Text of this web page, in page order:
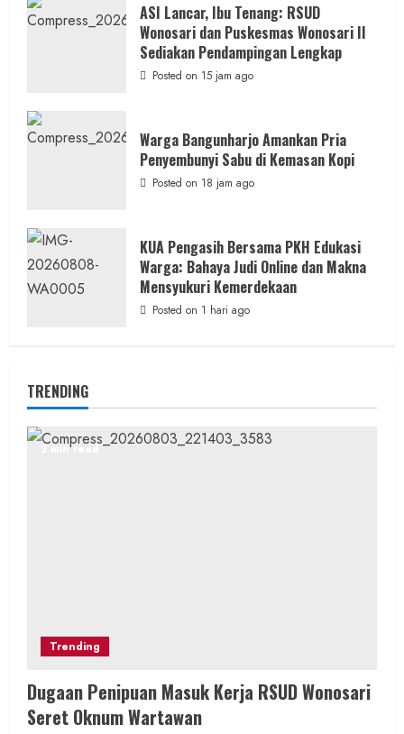
ASI Lancar, Ibu Tenang: RSUD
Wonosari dan Puskesmas Wonosari II
Sediakan Pendampingan Lengkap
Posted on 15 jam ago
Warga Bangunharjo Amankan Pria
Penyembunyi Sabu di Kemasan Kopi
Posted on 18 jam ago
KUA Pengasih Bersama PKH Edukasi
Warga: Bahaya Judi Online dan Makna
Mensyukuri Kemerdekaan
Posted on 1 hari ago
TRENDING
2 min read
Trending
Dugaan Penipuan Masuk Kerja RSUD Wonosari
Seret Oknum Wartawan